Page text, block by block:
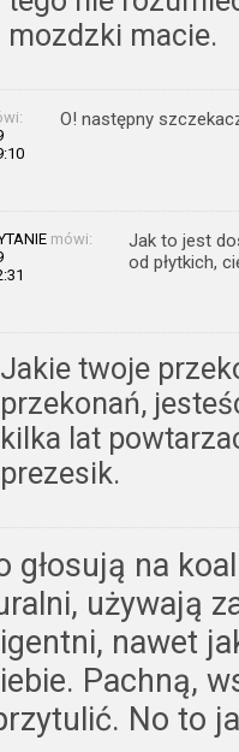
mozdzki macie.
O! następny
mówi:
Jak to jest
od płytkich,
Jakie twoje
przekonań,
kilka lat
prezesik.
głosują na
używają
nawet
Pachną,
No to